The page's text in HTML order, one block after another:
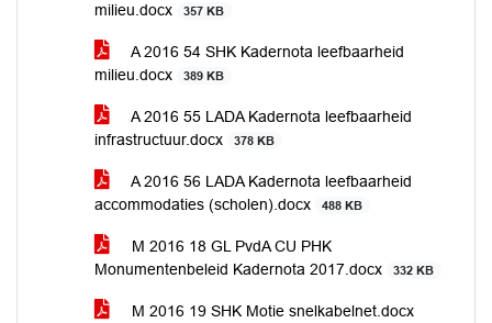
milieu.docx
357 KB
A 2016 54 SHK Kadernota leefbaarheid
milieu.docx
389 KB
A 2016 55 LADA Kadernota leefbaarheid
infrastructuur.docx
378 KB
A 2016 56 LADA Kadernota leefbaarheid
accommodaties (scholen).docx
488 KB
M 2016 18 GL PvdA CU PHK
Monumentenbeleid Kadernota 2017.docx
332 KB
M 2016 19 SHK Motie snelkabelnet.docx